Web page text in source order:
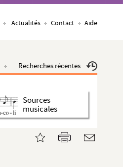
Actualités Contact Aide
Recherches récentes
Sources
musicales